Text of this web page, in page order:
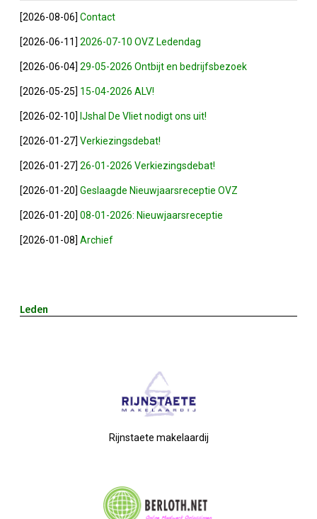
Save The Date: 13 April 2023
Eerste Zoeterwoudse
Ledendag 2022: Nieuw Begin
ALV 2022 - Notulen
Oplichters Benaderen OVZ
Privé Adressen
UBO-Register (!!)
Netwerkontbijt Rijneke Boulevard
Eerste Meet & Greet Druk Bezocht
Save The Date(s)
[2026-08-06] Contact
[2026-06-11] 2026-07-10 OVZ Ledendag
[2026-06-04] 29-05-2026 Ontbijt en bedrijfsbezoek
[2026-05-25] 15-04-2026 ALV!
[2026-02-10] IJshal De Vliet nodigt ons uit!
[2026-01-27] Verkiezingsdebat!
[2026-01-27] 26-01-2026 Verkiezingsdebat!
[2026-01-20] Geslaagde Nieuwjaarsreceptie OVZ
[2026-01-20] 08-01-2026: Nieuwjaarsreceptie
[2026-01-08] Archief
Leden
Rijnstaete makelaardij